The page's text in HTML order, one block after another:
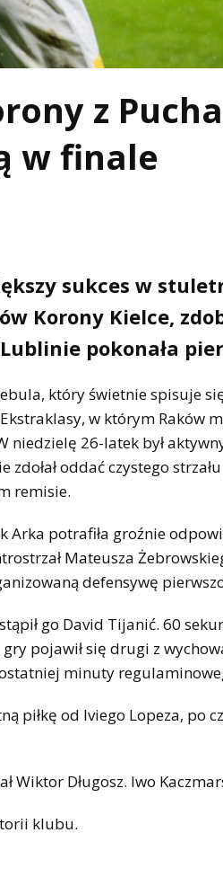
z
w finale
sukces w
Korony Kielce,
pokonała
który świetnie spisuje
w którym Raków
niedzielę 26-latek był
zdołał oddać czystego
remisie.
Arka potrafiła groźnie
Mateusza
defensywę
go David Tijanić. 60
pojawił się drugi z
minuty
piłkę od Iviego Lopeza, po
Wiktor Długosz. Iwo
klubu.